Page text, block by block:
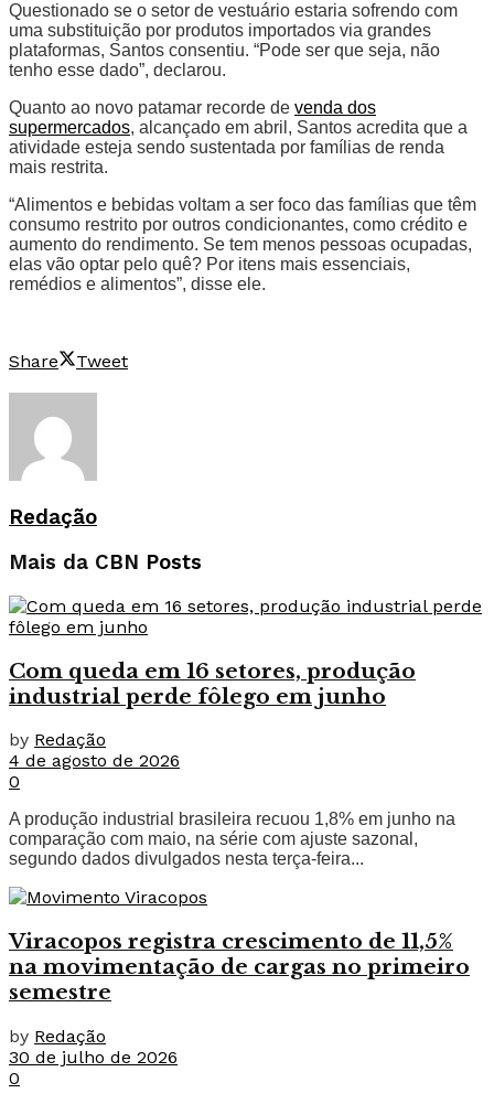
Questionado se o setor de vestuário estaria sofrendo com
uma substituição por produtos importados via grandes
plataformas, Santos consentiu. “Pode ser que seja, não
tenho esse dado”, declarou.
Quanto ao novo patamar recorde de venda dos
supermercados, alcançado em abril, Santos acredita que a
atividade esteja sendo sustentada por famílias de renda
mais restrita.
“Alimentos e bebidas voltam a ser foco das famílias que têm
consumo restrito por outros condicionantes, como crédito e
aumento do rendimento. Se tem menos pessoas ocupadas,
elas vão optar pelo quê? Por itens mais essenciais,
remédios e alimentos”, disse ele.
Share Tweet
Redação
Mais da CBN Posts
Com queda em 16 setores, produção
industrial perde fôlego em junho
by Redação
4 de agosto de 2026
0
A produção industrial brasileira recuou 1,8% em junho na
comparação com maio, na série com ajuste sazonal,
segundo dados divulgados nesta terça-feira...
Viracopos registra crescimento de 11,5%
na movimentação de cargas no primeiro
semestre
by Redação
30 de julho de 2026
0